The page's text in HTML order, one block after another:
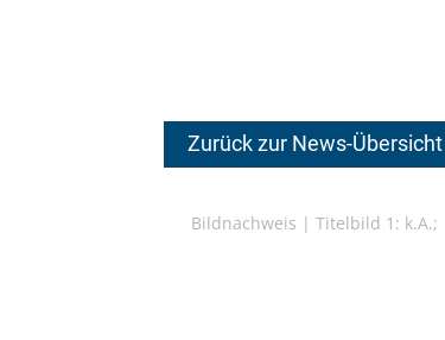
Zurück zur News-Übersicht
Bildnachweis | Titelbild 1: k.A.;